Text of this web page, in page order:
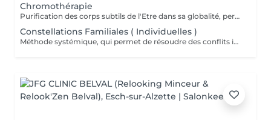
Chromothérapie
Purification des corps subtils de l'Etre dans sa globalité, permet une meilleure connexion à soi, une relaxation intense, un meilleur ancrage et une clarté d'esprit...
Constellations Familiales ( Individuelles )
Méthode systémique, qui permet de résoudre des conflits intérieurs ou familiaux